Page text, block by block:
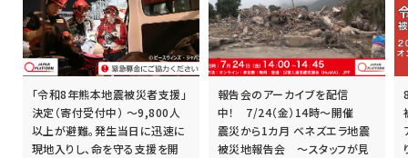
「令和8年熊本地震被災者支援」
決定（寄付受付中） ～9,800人
以上が避難。発生当日に迅速に
現地入りし、命を守る支援を開
報告会のアーカイブを配信
中！ 7/24（金）14時～開催
震災から1カ月 ベネズエラ地震
被災地報告会 ～スタッフが見